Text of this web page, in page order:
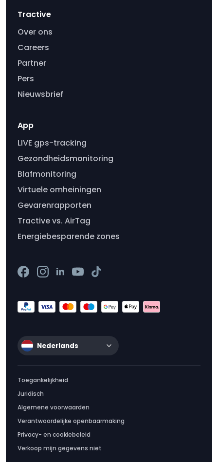
Tractive
Over ons
Careers
Partner
Pers
Nieuwsbrief
App
LIVE gps-tracking
Gezondheidsmonitoring
Blafmonitoring
Virtuele omheiningen
Gevarenrapporten
Tractive vs. AirTag
Energiebesparende zones
Nederlands
Toegankelijkheid
Juridisch
Algemene voorwaarden
Verantwoordelijke openbaarmaking
Privacy- en cookiebeleid
Verkoop mijn gegevens niet